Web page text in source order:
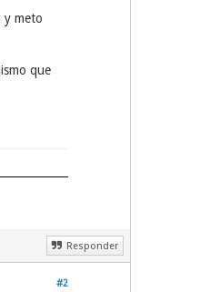
y meto
que
Responder
#2